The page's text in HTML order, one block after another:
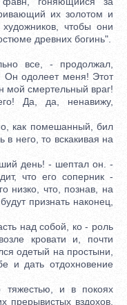
их золотом и
чтобы они
древних богинь".
все, - продолжал,
Он одолеет меня! Этот
мой смертельный враг!
Да, да, ненавижу,
как помешанный, бил
в него, то вскакивая на
день! - шептал он. -
что его соперник -
низко, что, познав, на
признать наконец,
над собой, ко - роль
кровати и, почти
одетый на простыни,
и дать отдохновение
и в покоях
прерывистых вздохов,